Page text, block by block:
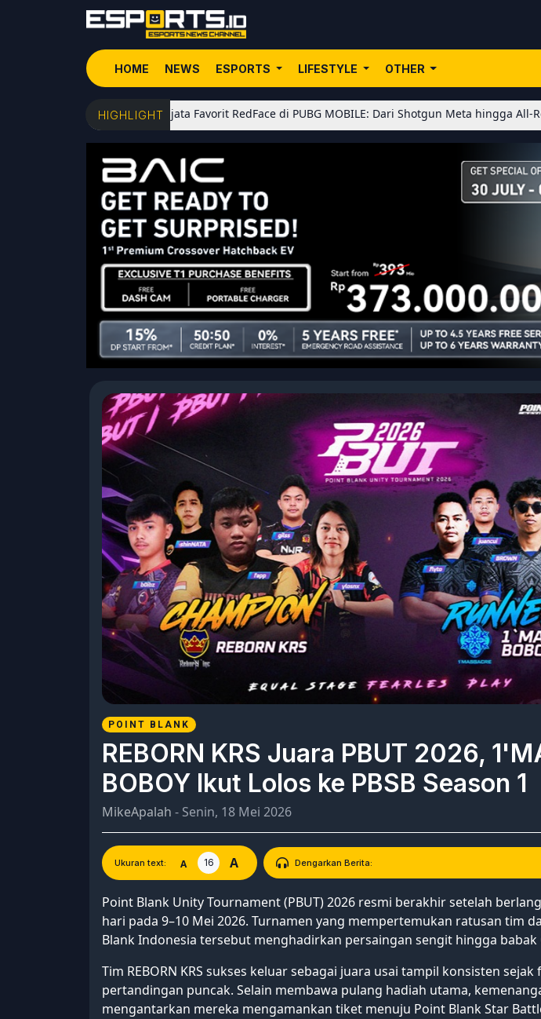
HOME NEWS ESPORTS LIFESTYLE OTHER
HIGHLIGHT
5 Senjata Favorit RedFace di PUBG MOBILE: Dari Shotgun Meta hingga All-Rounder
POINT BLANK
REBORN KRS Juara PBUT 2026,
BOBOY Ikut Lolos ke PBSB Season 1
MikeApalah - Senin, 18 Mei 2026
Ukuran text: A 16 A Dengarkan Berita:
Point Blank Unity Tournament (PBUT) 2026 resmi berakhir setelah
hari pada 9–10 Mei 2026. Turnamen yang mempertemukan ratusan tim
Blank Indonesia tersebut menghadirkan persaingan sengit hingga babak
Tim REBORN KRS sukses keluar sebagai juara usai tampil konsisten sejak
pertandingan puncak. Selain membawa pulang hadiah utama,
mengantarkan mereka mengamankan tiket menuju Point Blank Star